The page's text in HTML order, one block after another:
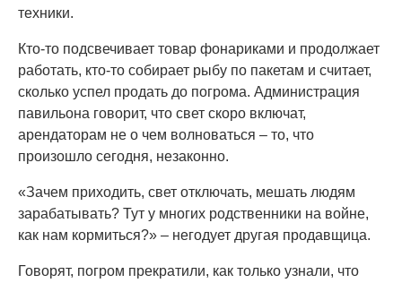
техники.
Кто-то подсвечивает товар фонариками и продолжает
работать, кто-то собирает рыбу по пакетам и считает,
сколько успел продать до погрома. Администрация
павильона говорит, что свет скоро включат,
арендаторам не о чем волноваться – то, что
произошло сегодня, незаконно.
«Зачем приходить, свет отключать, мешать людям
зарабатывать? Тут у многих родственники на войне,
как нам кормиться?» – негодует другая продавщица.
Говорят, погром прекратили, как только узнали, что